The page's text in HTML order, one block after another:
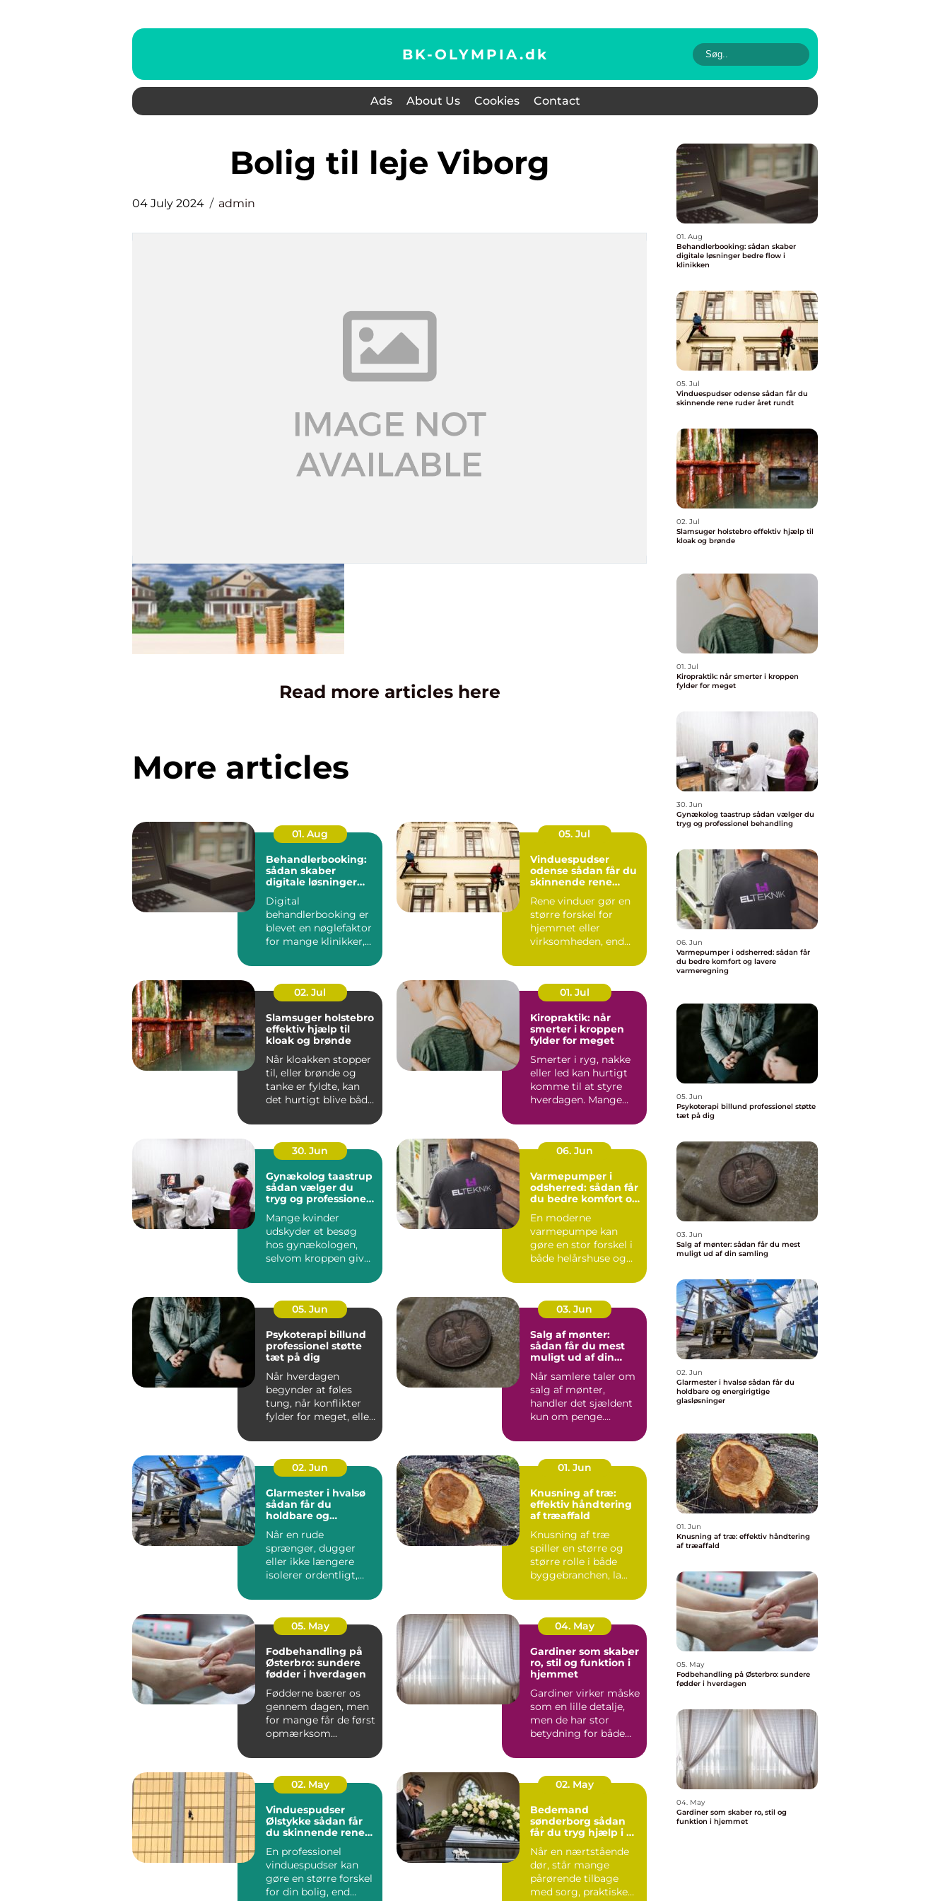
BK-OLYMPIA.dk
Ads About Us Cookies Contact
bolig til leje Viborg
04 July 2024 admin
Read more articles here
More articles
01. Aug
Behandlerbooking:
sådan skaber
digitale løsninger
klinikken
Digital
behandlerbooking er
blevet en nøglefaktor
for mange klinikker,
administrat...
05. Jul
Vinduespudser
odense sådan får du
skinnende rene
Rene vinduer gør en
større forskel for
hjemmet eller
virksomheden, end
Lysindfaldet bliv...
02. Jul
Slamsuger holstebro
effektiv hjælp til
kloak og brønde
Når kloakken stopper
til, eller brønde og
tanke er fyldte, kan
det hurtigt blive både
01. Jul
Kiropraktik: når
smerter i kroppen
fylder for meget
Smerter i ryg, nakke
eller led kan hurtigt
komme til at styre
hverdagen. Mange
30. Jun
Gynækolog taastrup
sådan vælger du
tryg og professionel
Mange kvinder
udskyder et besøg
hos gynækologen,
selvom kroppen giver
noget er...
06. Jun
Varmepumper i
odsherred: sådan får
du bedre komfort og
En moderne
varmepumpe kan
gøre en stor forskel i
både helårshuse og
Odsherred. Mange
væ...
05. Jun
Psykoterapi billund
professionel støtte
tæt på dig
Når hverdagen
begynder at føles
tung, når konflikter
fylder for meget, eller
spænd...
03. Jun
Salg af mønter:
sådan får du mest
muligt ud af din
Når samlere taler om
salg af mønter,
handler det sjældent
kun om penge.
historie, hånd...
02. Jun
Glarmester i hvalsø
sådan får du
holdbare og
glasløsninger
Når en rude
sprænger, dugger
eller ikke længere
isolerer ordentligt,
hurtigt i hverdag...
01. Jun
Knusning af træ:
effektiv håndtering
af træaffald
Knusning af træ
spiller en større og
større rolle i både
byggebranchen, la...
05. May
Fodbehandling på
Østerbro: sundere
fødder i hverdagen
Fødderne bærer os
gennem dagen, men
for mange får de først
opmærksom...
04. May
Gardiner som skaber
ro, stil og funktion i
hjemmet
Gardiner virker måske
som en lille detalje,
men de har stor
betydning for både
02. May
Vinduespudser
Ølstykke sådan får
du skinnende rene
En professionel
vinduespudser kan
gøre en større forskel
for din bolig, end
02. May
Bedemand
sønderborg sådan
får du tryg hjælp i en
Når en nærtstående
dør, står mange
pårørende tilbage
med sorg, praktiske
01. Aug
Behandlerbooking: sådan skaber
digitale løsninger bedre flow i
klinikken
05. Jul
Vinduespudser odense sådan får du
skinnende rene ruder året rundt
02. Jul
Slamsuger holstebro effektiv hjælp til
kloak og brønde
01. Jul
Kiropraktik: når smerter i kroppen
fylder for meget
30. Jun
Gynækolog taastrup sådan vælger du
tryg og professionel behandling
06. Jun
Varmepumper i odsherred: sådan får
du bedre komfort og lavere
varmeregning
05. Jun
Psykoterapi billund professionel støtte
tæt på dig
03. Jun
Salg af mønter: sådan får du mest
muligt ud af din samling
02. Jun
Glarmester i hvalsø sådan får du
holdbare og energirigtige
glasløsninger
01. Jun
Knusning af træ: effektiv håndtering
af træaffald
05. May
Fodbehandling på Østerbro: sundere
fødder i hverdagen
04. May
Gardiner som skaber ro, stil og
funktion i hjemmet